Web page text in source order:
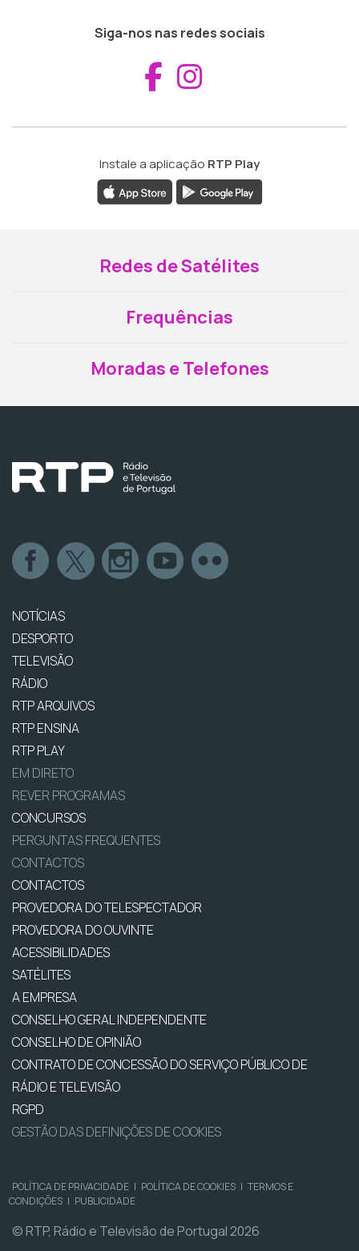
Siga-nos nas redes sociais
Aceder ao
Instale a aplicação RTP Play
Redes de Satélites
Frequências
Moradas e Telefones
NOTÍCIAS
DESPORTO
TELEVISÃO
RÁDIO
RTP ARQUIVOS
RTP ENSINA
RTP PLAY
EM DIRETO
REVER PROGRAMAS
CONCURSOS
PERGUNTAS FREQUENTES
CONTACTOS
CONTACTOS
PROVEDORA DO TELESPECTADOR
PROVEDORA DO OUVINTE
ACESSIBILIDADES
SATÉLITES
A EMPRESA
CONSELHO GERAL INDEPENDENTE
CONSELHO DE OPINIÃO
CONTRATO DE CONCESSÃO DO SERVIÇO PÚBLICO DE
RÁDIO E TELEVISÃO
RGPD
GESTÃO DAS DEFINIÇÕES DE COOKIES
POLÍTICA DE PRIVACIDADE | POLÍTICA DE COOKIES | TERMOS E
CONDIÇÕES | PUBLICIDADE
© RTP, Rádio e Televisão de Portugal 2026